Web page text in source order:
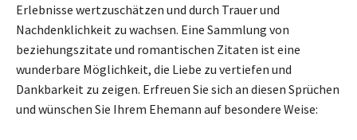
Erlebnisse wertzuschätzen und durch Trauer und
Nachdenklichkeit zu wachsen. Eine Sammlung von
beziehungszitate und romantischen Zitaten ist eine
wunderbare Möglichkeit, die Liebe zu vertiefen und
Dankbarkeit zu zeigen. Erfreuen Sie sich an diesen Sprüchen
und wünschen Sie Ihrem Ehemann auf besondere Weise: